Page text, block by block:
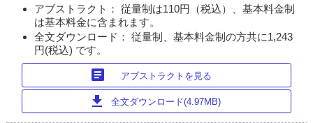
アブストラクト： 従量制は110円（税込）、基本料金制
は基本料金に含まれます。
全文ダウンロード： 従量制、基本料金制の方共に1,243
円(税込) です。
article アブストラクトを見る
download 全文ダウンロード(4.97MB)